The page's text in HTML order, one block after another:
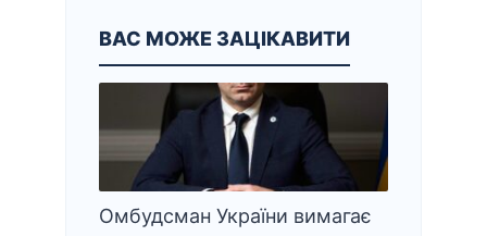
ВАС МОЖЕ ЗАЦІКАВИТИ
Омбудсман України вимагає